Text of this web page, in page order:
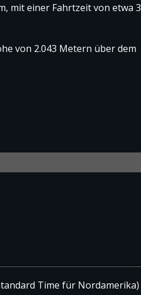
mit einer Fahrtzeit von etwa 3
von 2.043 Metern über dem
Time für Nordamerika)